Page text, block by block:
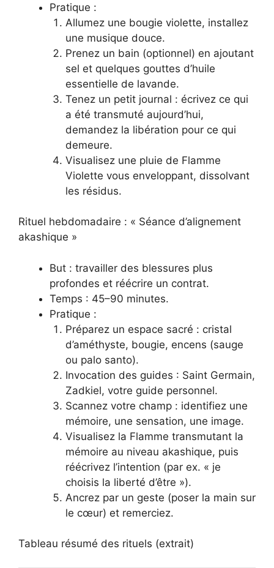
Pratique :
Allumez une bougie violette, installez
une musique douce.
Prenez un bain (optionnel) en ajoutant
sel et quelques gouttes d’huile
essentielle de lavande.
Tenez un petit journal : écrivez ce qui
a été transmuté aujourd’hui,
demandez la libération pour ce qui
demeure.
Visualisez une pluie de Flamme
Violette vous enveloppant, dissolvant
les résidus.
Rituel hebdomadaire : « Séance d’alignement
akashique »
But : travailler des blessures plus
profondes et réécrire un contrat.
Temps : 45–90 minutes.
Pratique :
Préparez un espace sacré : cristal
d’améthyste, bougie, encens (sauge
ou palo santo).
Invocation des guides : Saint Germain,
Zadkiel, votre guide personnel.
Scannez votre champ : identifiez une
mémoire, une sensation, une image.
Visualisez la Flamme transmutant la
mémoire au niveau akashique, puis
réécrivez l’intention (par ex. « je
choisis la liberté d’être »).
Ancrez par un geste (poser la main sur
le cœur) et remerciez.
Tableau résumé des rituels (extrait)